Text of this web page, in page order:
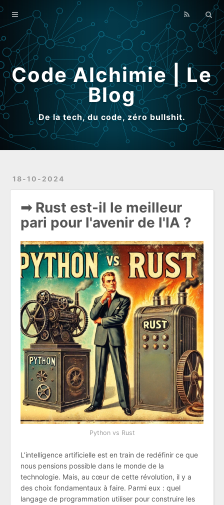
Code Alchimie | Le
Blog
De la tech, du code, zéro bullshit.
18-10-2024
➟ Rust est-il le meilleur
pari pour l'avenir de l'IA ?
Python vs Rust
L’intelligence artificielle est en train de redéfinir ce que
nous pensions possible dans le monde de la
technologie. Mais, au cœur de cette révolution, il y a
des choix fondamentaux à faire. Parmi eux : quel
langage de programmation utiliser pour construire les
Home
Archives
Qui suis-je ?